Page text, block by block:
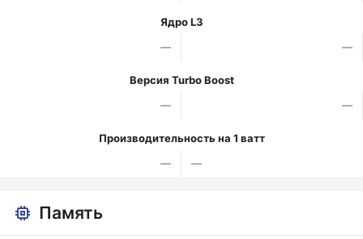
Ядро L3
—
—
Версия Turbo Boost
—
—
Производительность на 1 ватт
—
—
Память